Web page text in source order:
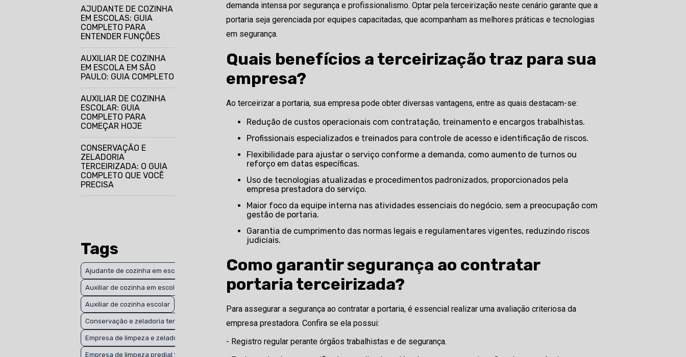
AJUDANTE DE COZINHA
EM ESCOLAS: GUIA
COMPLETO PARA
ENTENDER FUNÇÕES
AUXILIAR DE COZINHA
EM ESCOLA EM SÃO
PAULO: GUIA COMPLETO
AUXILIAR DE COZINHA
ESCOLAR: GUIA
COMPLETO PARA
COMEÇAR HOJE
CONSERVAÇÃO E
ZELADORIA
TERCEIRIZADA: O GUIA
COMPLETO QUE VOCÊ
PRECISA
EMPRESA DE LLIMPEZA
E ZELADORIA: O GUIA
COMPLETO PARA
ESCOLHER A MELHOR
EMPRESA DE
PRESTAÇÃO DE
SERVIÇOS DE PORTARIA:
GUIA COMPLETO PARA
VOCÊ
Tags
Ajudante de cozinha em escolas
Auxiliar de cozinha em escola em São Paulo
Auxiliar de cozinha escolar
Conservação e zeladoria terceirizada
Empresa de limpeza e zeladoria
Empresa de limpeza predial terceirizada
demanda intensa por segurança e profissionalismo. Optar pela terceirização neste cenário garante que a
portaria seja gerenciada por equipes capacitadas, que acompanham as melhores práticas e tecnologias
em segurança.
Quais benefícios a terceirização traz para sua
empresa?
Ao terceirizar a portaria, sua empresa pode obter diversas vantagens, entre as quais destacam-se:
Redução de custos operacionais com contratação, treinamento e encargos trabalhistas.
Profissionais especializados e treinados para controle de acesso e identificação de riscos.
Flexibilidade para ajustar o serviço conforme a demanda, como aumento de turnos ou
reforço em datas específicas.
Uso de tecnologias atualizadas e procedimentos padronizados, proporcionados pela
empresa prestadora do serviço.
Maior foco da equipe interna nas atividades essenciais do negócio, sem a preocupação com
gestão de portaria.
Garantia de cumprimento das normas legais e regulamentares vigentes, reduzindo riscos
judiciais.
Como garantir segurança ao contratar
portaria terceirizada?
Para assegurar a segurança ao contratar a portaria, é essencial realizar uma avaliação criteriosa da
empresa prestadora. Confira se ela possui:
- Registro regular perante órgãos trabalhistas e de segurança.